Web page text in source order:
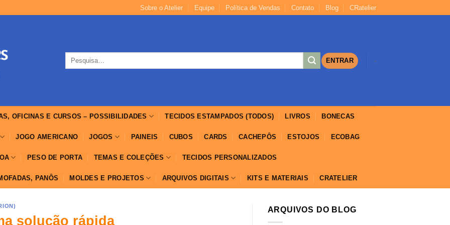
Sobre o Atelier Equipe Política de Vendas Contato Blog CRatelier
por:
ENTRAR -
OFICINAS E CURSOS – POSSIBILIDADES TECIDOS ESTAMPADOS (TODOS) LIVROS BONECAS
JOGO AMERICANO JOGOS PAINEIS CUBOS CARDS CACHEPÔS ESTOJOS ECOBAG
PESO DE PORTA TEMAS E COLEÇÕES TECIDOS PERSONALIZADOS
PANÔS MOLDES E PROJETOS ARQUIVOS DIGITAIS KITS E MATERIAIS CRATELIER
solução rápida
ARQUIVOS DO BLOG